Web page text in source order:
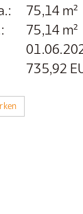
75,14 m²
75,14 m²
735,92